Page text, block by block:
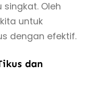
Oleh
untuk
dengan efektif.
dan